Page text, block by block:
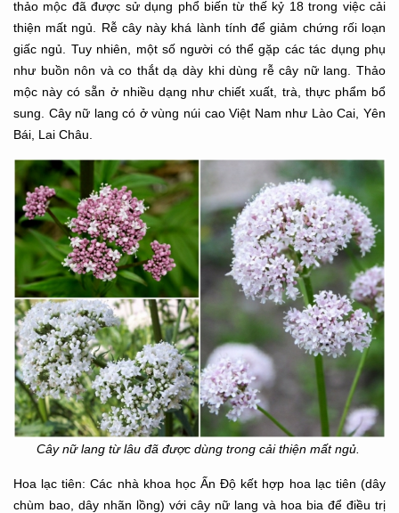
thảo mộc đãđược sử dụng phổ biến từ thế kỷ 18 trong việc cải
thiện mất ngủ. Rễ cây này khá lành tính đểgiảm chứng rối loạn
giấc ngủ. Tuy nhiên, một số người có thể gặp các tác dụng phụ
như buồn nôn và co thắt dạ dày khi dùng rễ cây nữ lang. Thảo
mộc này có sẵn ở nhiều dạng như chiếtxuất, trà, thực phẩm bổ
sung. Cây nữ lang có ở vùng núi cao Việt Nam như Lào Cai, Yên
Bái, Lai Châu.
Cây nữ lang từ lâu đã được dùng trong cải thiện mất ngủ.
Hoa lạc tiên: Các nhà khoa học Ấn Độ kết hợp hoa lạc tiên (dây
chùm bao, dây nhãn lồng) với cây nữ lang và hoa bia để điều trị